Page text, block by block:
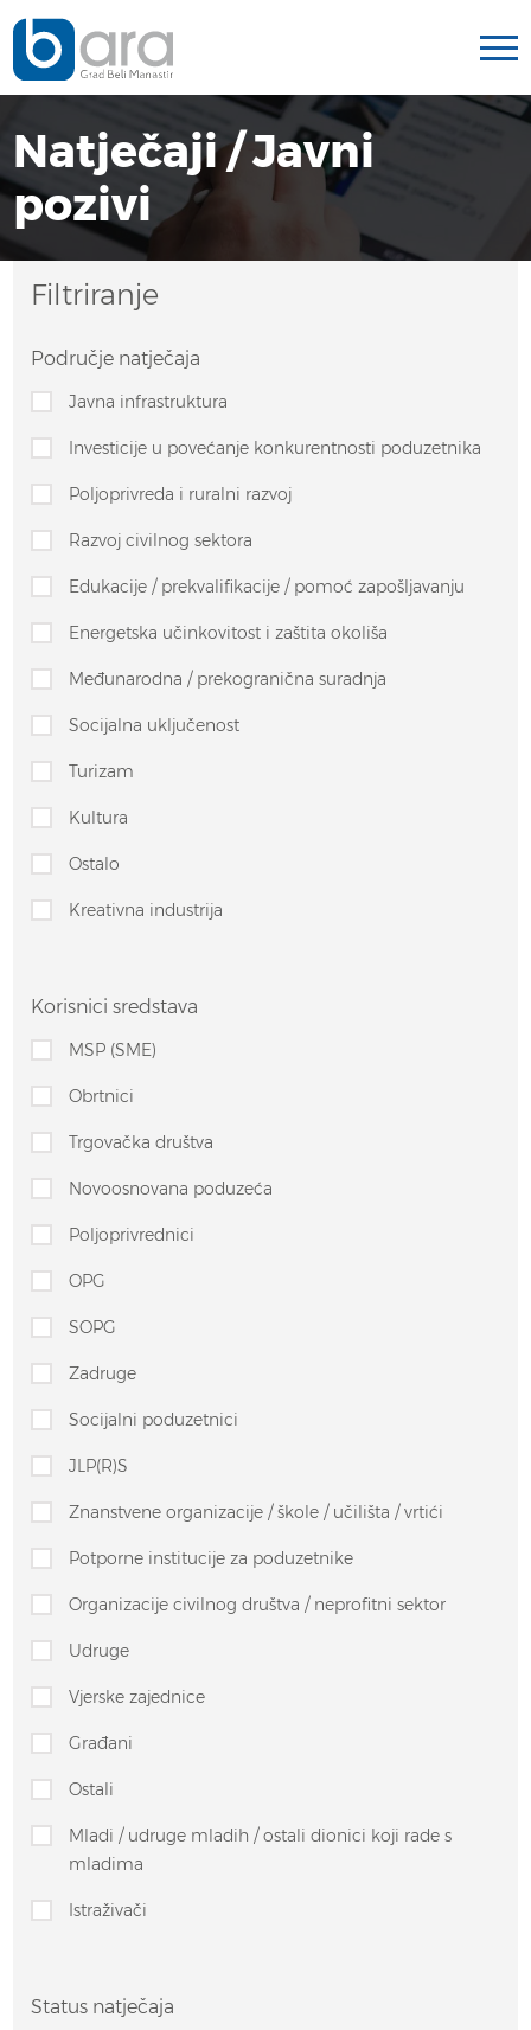
Natječaji / Javni
pozivi
Filtriranje
Područje natječaja
Javna infrastruktura
Investicije u povećanje konkurentnosti poduzetnika
Poljoprivreda i ruralni razvoj
Razvoj civilnog sektora
Edukacije / prekvalifikacije / pomoć zapošljavanju
Energetska učinkovitost i zaštita okoliša
Međunarodna / prekogranična suradnja
Socijalna uključenost
Turizam
Kultura
Ostalo
Kreativna industrija
Korisnici sredstava
MSP (SME)
Obrtnici
Trgovačka društva
Novoosnovana poduzeća
Poljoprivrednici
OPG
SOPG
Zadruge
Socijalni poduzetnici
JLP(R)S
Znanstvene organizacije / škole / učilišta / vrtići
Potporne institucije za poduzetnike
Organizacije civilnog društva / neprofitni sektor
Udruge
Vjerske zajednice
Građani
Ostali
Mladi / udruge mladih / ostali dionici koji rade s
mladima
Istraživači
Status natječaja